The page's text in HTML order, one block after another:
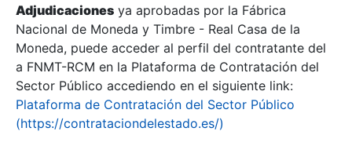
Adjudicaciones ya aprobadas por la Fábrica
Nacional de Moneda y Timbre - Real Casa de la
Moneda, puede acceder al perfil del contratante del
a FNMT-RCM en la Plataforma de Contratación del
Sector Público accediendo en el siguiente link:
Plataforma de Contratación del Sector Público
(https://contrataciondelestado.es/)